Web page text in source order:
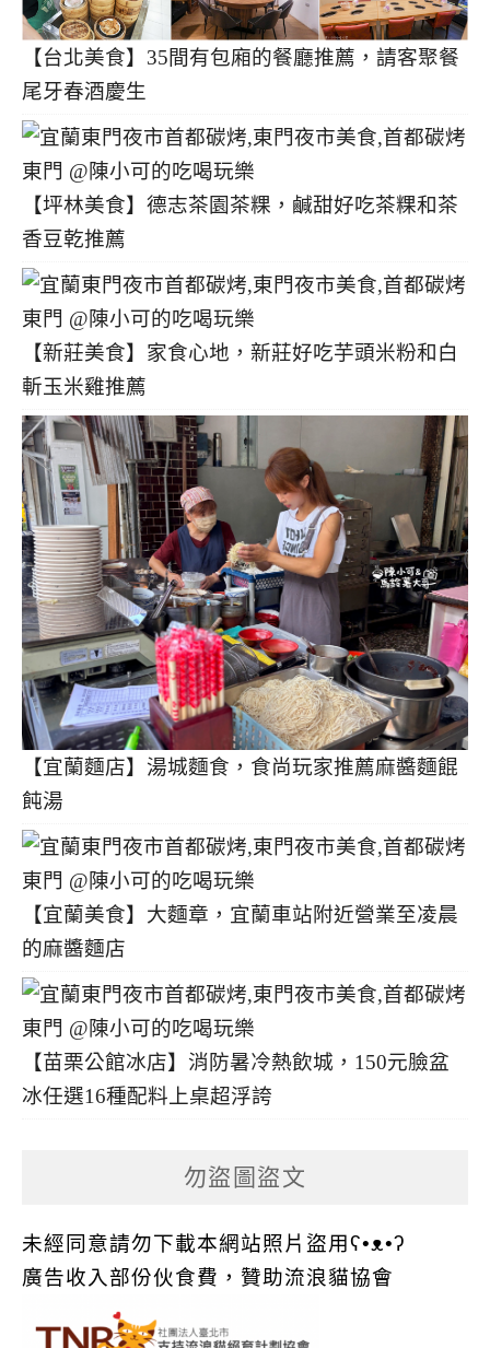
【台北美食】35間有包廂的餐廳推薦，請客聚餐
尾牙春酒慶生
【坪林美食】德志茶園茶粿，鹹甜好吃茶粿和茶
香豆乾推薦
【新莊美食】家食心地，新莊好吃芋頭米粉和白
斬玉米雞推薦
【宜蘭麵店】湯城麵食，食尚玩家推薦麻醬麵餛
飩湯
【宜蘭美食】大麵章，宜蘭車站附近營業至凌晨
的麻醬麵店
【苗栗公館冰店】消防暑冷熱飲城，150元臉盆
冰任選16種配料上桌超浮誇
勿盜圖盜文
未經同意請勿下載本網站照片盜用ʕ•ᴥ•ʔ
廣告收入部份伙食費，贊助流浪貓協會